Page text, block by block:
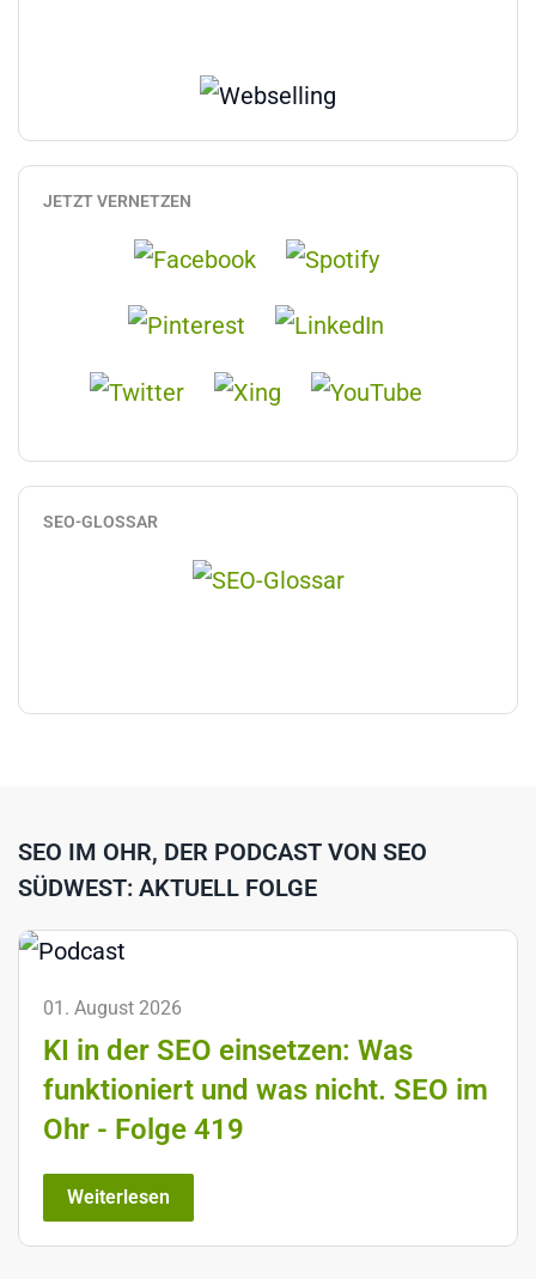
JETZT VERNETZEN
SEO-GLOSSAR
SEO IM OHR, DER PODCAST VON SEO
SÜDWEST: AKTUELL FOLGE
01. August 2026
KI in der SEO einsetzen: Was
funktioniert und was nicht. SEO im
Ohr - Folge 419
Weiterlesen